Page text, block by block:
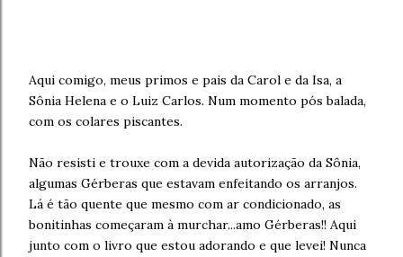
Aqui comigo, meus primos e pais da Carol e da Isa, a
Sônia Helena e o Luiz Carlos. Num momento pós balada,
com os colares piscantes.
Não resisti e trouxe com a devida autorização da Sônia,
algumas Gérberas que estavam enfeitando os arranjos.
Lá é tão quente que mesmo com ar condicionado, as
bonitinhas começaram à murchar...amo Gérberas!! Aqui
junto com o livro que estou adorando e que levei! Nunca